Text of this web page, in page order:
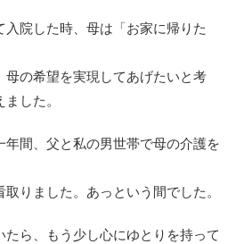
入院した時、母は「お家に帰りた
母の希望を実現してあげたいと考
した。
年間、父と私の男世帯で母の介護を
りました。あっという間でした。
ら、もう少し心にゆとりを持って